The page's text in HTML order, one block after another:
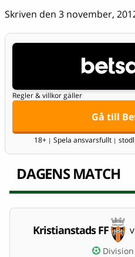
Skriven den 3 november,
Regler & villkor gäller
Gå till
18+ | Spela ansvarsfullt |
DAGENS MATCH
Kristianstads FF